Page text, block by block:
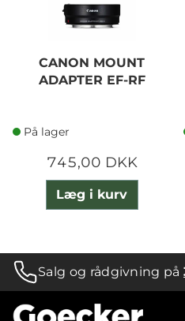
CANON MOUNT
ADAPTER EF-RF
På lager
745,00 DKK
Læg i kurv
Salg og rådgivning på